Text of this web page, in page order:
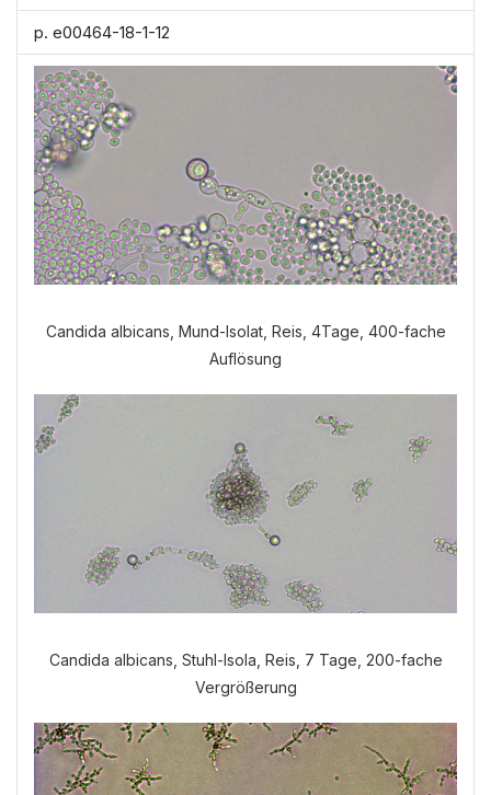
p. e00464-18-1-12
Candida albicans, Mund-Isolat, Reis, 4Tage, 400-fache
Auflösung
Candida albicans, Stuhl-Isola, Reis, 7 Tage, 200-fache
Vergrößerung